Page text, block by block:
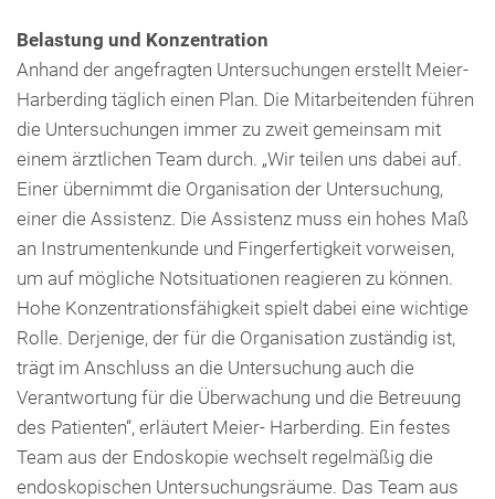
Belastung und Konzentration
Anhand der angefragten Untersuchungen erstellt Meier-
Harberding täglich einen Plan. Die Mitarbeitenden führen
die Untersuchungen immer zu zweit gemeinsam mit
einem ärztlichen Team durch. „Wir teilen uns dabei auf.
Einer übernimmt die Organisation der Untersuchung,
einer die Assistenz. Die Assistenz muss ein hohes Maß
an Instrumentenkunde und Fingerfertigkeit vorweisen,
um auf mögliche Notsituationen reagieren zu können.
Hohe Konzentrationsfähigkeit spielt dabei eine wichtige
Rolle. Derjenige, der für die Organisation zuständig ist,
trägt im Anschluss an die Untersuchung auch die
Verantwortung für die Überwachung und die Betreuung
des Patienten“, erläutert Meier- Harberding. Ein festes
Team aus der Endoskopie wechselt regelmäßig die
endoskopischen Untersuchungsräume. Das Team aus